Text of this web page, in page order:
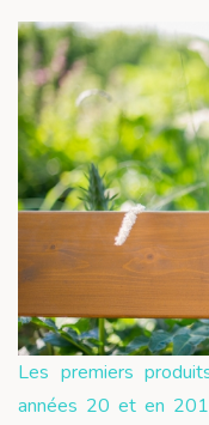
Les premiers
années 20 et en